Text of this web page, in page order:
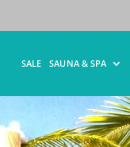
SALE SAUNA & SPA